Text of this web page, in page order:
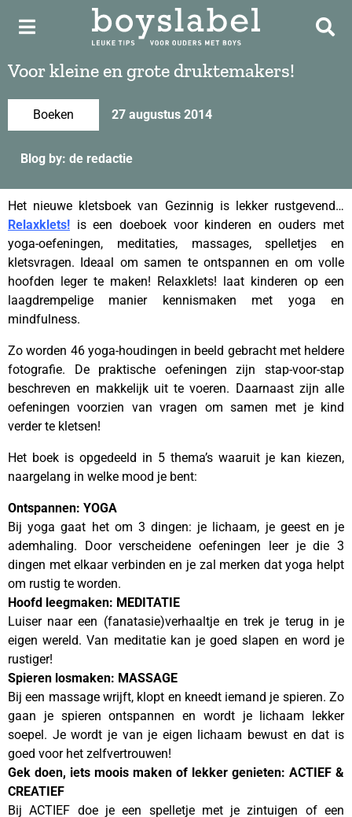
Voor kleine en grote druktemakers!
Boeken 27 augustus 2014
Blog by: de redactie
Het nieuwe kletsboek van Gezinnig is lekker rustgevend…
Relaxklets! is een doeboek voor kinderen en ouders met
yoga-oefeningen, meditaties, massages, spelletjes en
kletsvragen. Ideaal om samen te ontspannen en om volle
hoofden leger te maken! Relaxklets! laat kinderen op een
laagdrempelige manier kennismaken met yoga en
mindfulness.
Zo worden 46 yoga-houdingen in beeld gebracht met heldere
fotografie. De praktische oefeningen zijn stap-voor-stap
beschreven en makkelijk uit te voeren. Daarnaast zijn alle
oefeningen voorzien van vragen om samen met je kind
verder te kletsen!
Het boek is opgedeeld in 5 thema’s waaruit je kan kiezen,
naargelang in welke mood je bent:
Ontspannen: YOGA
Bij yoga gaat het om 3 dingen: je lichaam, je geest en je
ademhaling. Door verscheidene oefeningen leer je die 3
dingen met elkaar verbinden en je zal merken dat yoga helpt
om rustig te worden.
Hoofd leegmaken: MEDITATIE
Luiser naar een (fanatasie)verhaaltje en trek je terug in je
eigen wereld. Van meditatie kan je goed slapen en word je
rustiger!
Spieren losmaken: MASSAGE
Bij een massage wrijft, klopt en kneedt iemand je spieren. Zo
gaan je spieren ontspannen en wordt je lichaam lekker
soepel. Je wordt je van je eigen lichaam bewust en dat is
goed voor het zelfvertrouwen!
Gek doen, iets moois maken of lekker genieten: ACTIEF &
CREATIEF
Bij ACTIEF doe je een spelletje met je zintuigen of een